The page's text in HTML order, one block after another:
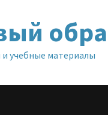
учебные материалы